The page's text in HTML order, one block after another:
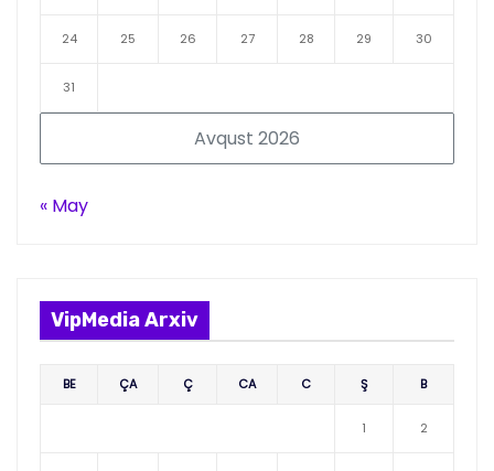
Avqust 2026
24 25 26 27 28 29 30
31
« May
VipMedia Arxiv
BE ÇA Ç CA C Ş B
1 2